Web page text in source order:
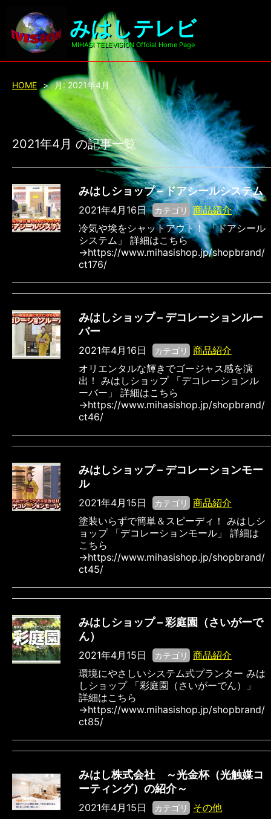
みはしテレビ
MIHASI TELEVISION Offcial Home Page
HOME > 月:2021年4月
2021年4月 の記事一覧
みはしショップ – ドアシールシステム
2021年4月16日 カテゴリ
商品紹介
冷気や埃をシャットアウト！ 「ドアシール
システム」 詳細はこちら
→https://www.mihasishop.jp/shopbrand/
ct176/
みはしショップ – デコレーションルー
バー
2021年4月16日 カテゴリ
商品紹介
オリエンタルな輝きでゴージャス感を演
出！ みはしショップ 「デコレーションル
ーバー」 詳細はこちら
→https://www.mihasishop.jp/shopbrand/
ct46/
みはしショップ – デコレーションモー
ル
2021年4月15日 カテゴリ
商品紹介
塗装いらずで簡単＆スピーディ！ みはしシ
ョップ 「デコレーションモール」 詳細は
こちら
→https://www.mihasishop.jp/shopbrand/
ct45/
みはしショップ – 彩庭園（さいがーで
ん）
2021年4月15日 カテゴリ
商品紹介
環境にやさしいシステム式プランター みは
しショップ 「彩庭園（さいがーでん）」
詳細はこちら
→https://www.mihasishop.jp/shopbrand/
ct85/
みはし株式会社 ～光金杯（光触媒コ
ーティング）の紹介～
2021年4月15日 カテゴリ
その他